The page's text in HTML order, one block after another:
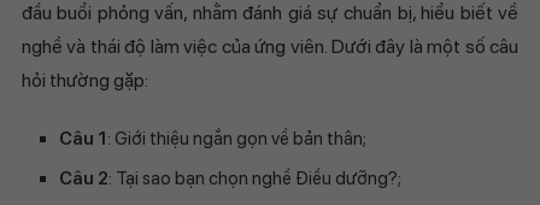
đầu buổi phỏng vấn, nhằm đánh giá sự chuẩn bị, hiểu biết về
nghề và thái độ làm việc của ứng viên. Dưới đây là một số câu
hỏi thường gặp:
Câu 1: Giới thiệu ngắn gọn về bản thân;
Câu 2: Tại sao bạn chọn nghề Điều dưỡng?;